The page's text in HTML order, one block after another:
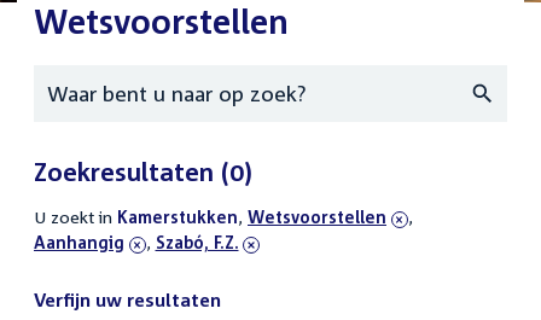
Wetsvoorstellen
Zoeken
Zoekresultaten (0)
U zoekt in actieve
filters
Kamerstukken, verwijder
filter
Wetsvoorstellen ,
Aanhangig , verwijder
Szabó, F.Z.
Verfijn uw resultaten